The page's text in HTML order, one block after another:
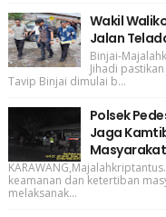
Wakil
Jalan
Binjai-
Jihadi
Tavip Binjai dimulai b...
Polsek
Jaga
Masyarakat
keamanan dan ketertiban
melaksanak...